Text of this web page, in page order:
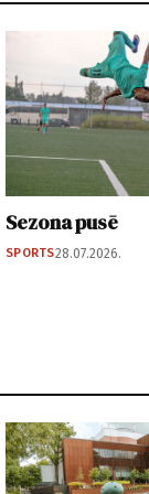
Sezona pusē
SPORTS28.07.2026.